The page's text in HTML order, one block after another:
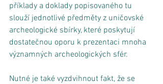
příklady a doklady popisovaného tu
slouží jednotlivé předměty z uničovské
archeologické sbírky, které poskytují
dostatečnou oporu k prezentaci mnoha
významných archeologických sfér.
Nutné je také vyzdvihnout fakt, že se